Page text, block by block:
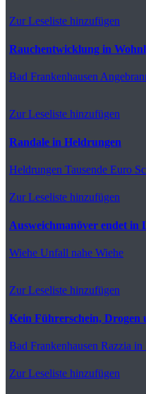
Zur Leseliste hinzufügen
Rauchentwicklung in
Bad Frankenhausen
Zur Leseliste hinzufügen
Randale in Heldrungen
Heldrungen Tausende Euro
Zur Leseliste hinzufügen
Ausweichmanöver endet in
Wiehe Unfall nahe Wiehe
Zur Leseliste hinzufügen
Kein Führerschein, Drogen
Bad Frankenhausen Razzia in
Zur Leseliste hinzufügen